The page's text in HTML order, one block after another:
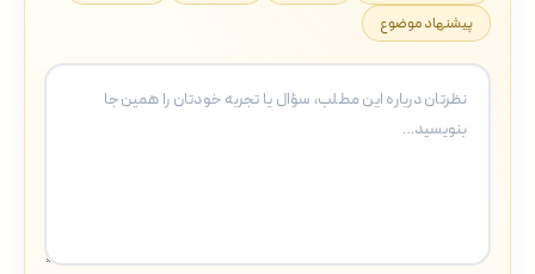
پیشنهاد موضوع